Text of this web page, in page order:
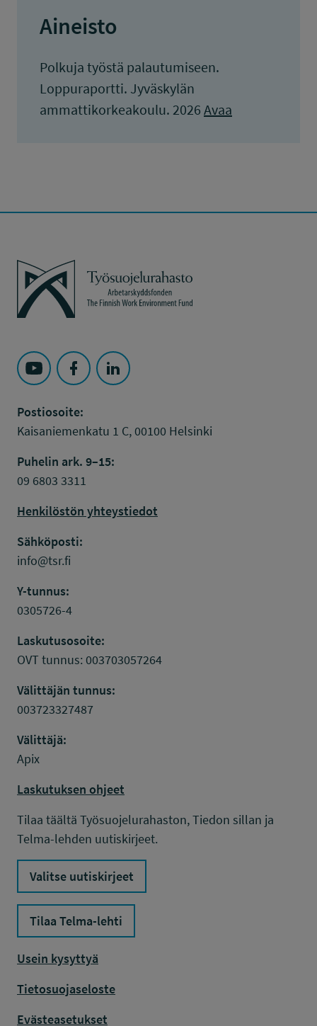
Aineisto
Polkuja työstä palautumiseen.
Loppuraportti. Jyväskylän
ammattikorkeakoulu. 2026 Avaa
Työsuojelurahasto
Seuraa Työsuojelurahasto kohteessa: YouTube
Seuraa Työsuojelurahasto kohteessa:
Seuraa Työsuojelurahasto kohteessa:
Postiosoite:
Kaisaniemenkatu 1 C, 00100 Helsinki
Puhelin ark. 9–15:
09 6803 3311
Henkilöstön yhteystiedot
Sähköposti:
info@tsr.fi
Y-tunnus:
0305726-4
Laskutusosoite:
OVT tunnus: 003703057264
Välittäjän tunnus:
003723327487
Välittäjä:
Apix
Laskutuksen ohjeet
Tilaa täältä Työsuojelurahaston, Tiedon sillan ja
Telma-lehden uutiskirjeet.
Valitse uutiskirjeet
Tilaa Telma-lehti
Usein kysyttyä
Tietosuojaseloste
Evästeasetukset